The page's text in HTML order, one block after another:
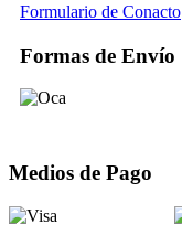
Formulario de Conacto
Formas de Envío
Medios de Pago